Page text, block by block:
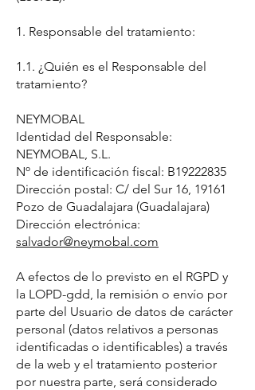
1. Responsable del tratamiento:
1.1. ¿Quién es el Responsable del
tratamiento?
NEYMOBAL
Identidad del Responsable:
NEYMOBAL, S.L.
Nº de identificación fiscal: B19222835
Dirección postal: C/ del Sur 16, 19161
Pozo de Guadalajara (Guadalajara)
Dirección electrónica:
salvador@neymobal.com
A efectos de lo previsto en el RGPD y
la LOPD-gdd, la remisión o envío por
parte del Usuario de datos de carácter
personal (datos relativos a personas
identificadas o identificables) a través
de la web y el tratamiento posterior
por nuestra parte, será considerado